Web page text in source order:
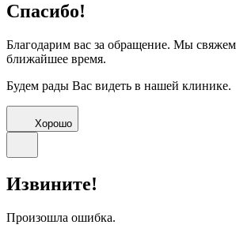
Спасибо!
Благодарим вас за обращение. Мы
ближайшее время.
Будем рады Вас видеть в нашей клинике.
Хорошо
Извините!
Произошла ошибка.